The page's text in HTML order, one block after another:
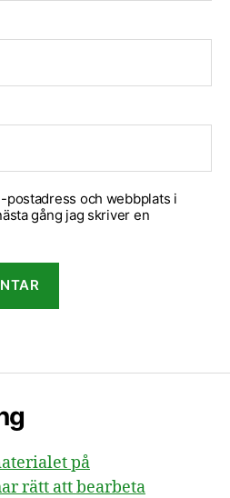
postadress och webbplats i
gång jag skriver en
på
rätt att bearbeta